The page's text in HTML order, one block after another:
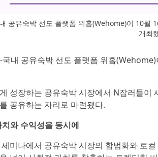
공유숙박 선도 플랫폼 위홈(Wehome)이 10월
개최
국내 공유숙박 선도 플랫폼 위홈
성장하는 공유숙박 시장에서 N잡러들
공유하는 자리로 마련됐다.
와 수익성을 동시에
미나에서 공유숙박 시장의 합법화와 로